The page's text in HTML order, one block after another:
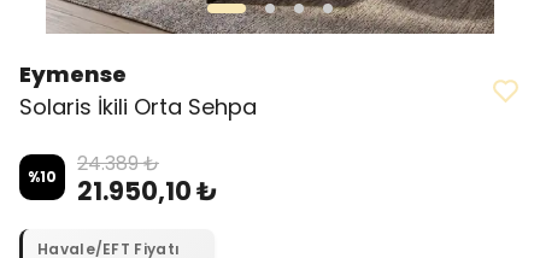
Eymense
Solaris İkili Orta Sehpa
%10 24.389 ₺
21.950,10 ₺
Havale/EFT Fiyatı